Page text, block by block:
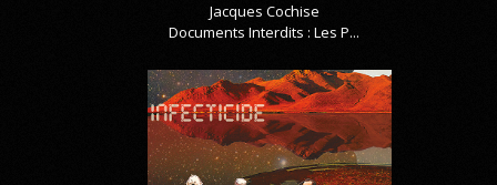
Jacques Cochise
Documents Interdits : Les P...